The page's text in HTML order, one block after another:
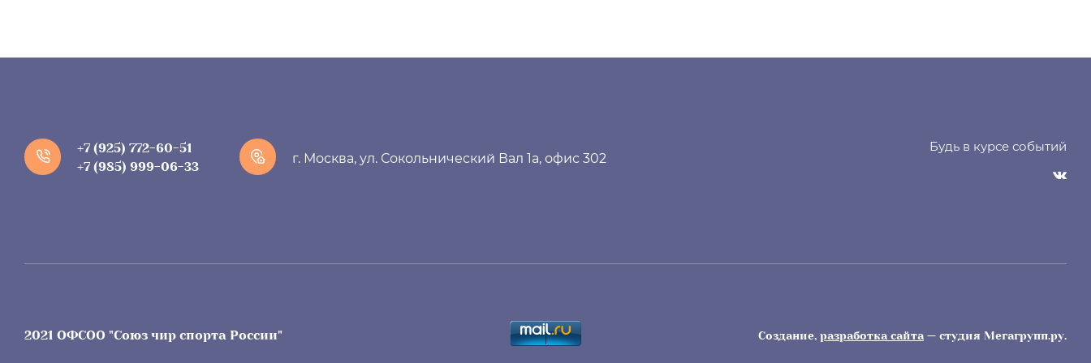
+7 (925) 772-60-51
+7 (985) 999-06-33
г. Москва, ул. Сокольнический Вал 1а, офис 302
Будь в курсе событий
2021 ОФСОО "Союз чир спорта России" Создание,разработка сайта — студия Мегагрупп.ру.